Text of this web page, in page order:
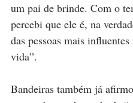
um pai de brinde. Com o
percebi que ele é, na
das pessoas mais
vida”.
Bandeiras também já